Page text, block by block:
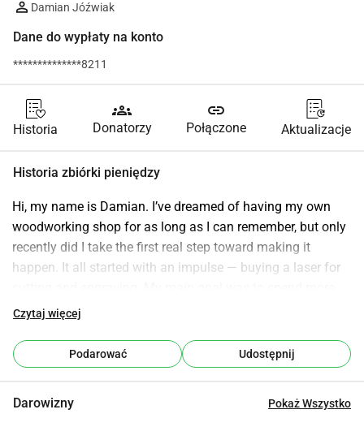
Damian Jóźwiak
Dane do wypłaty na konto
**************8211
Historia
groups
Donatorzy
link
Połączone Aktualizacje
Historia zbiórki pieniędzy
Hi, my name is Damian. I’ve dreamed of having my own
woodworking shop for as long as I can remember, but only
recently did I take the first real step toward making it
happen. It all started with an impulse — buying a laser for
time with my child, to create cool projects together, build a
Over time, however, it turned out that working with wood
gives me far more than just satisfaction — it has become a
that I’d like to turn this passion into a profession and
Czytaj więcej
Podarować Udostępnij
Darowizny Pokaż Wszystko